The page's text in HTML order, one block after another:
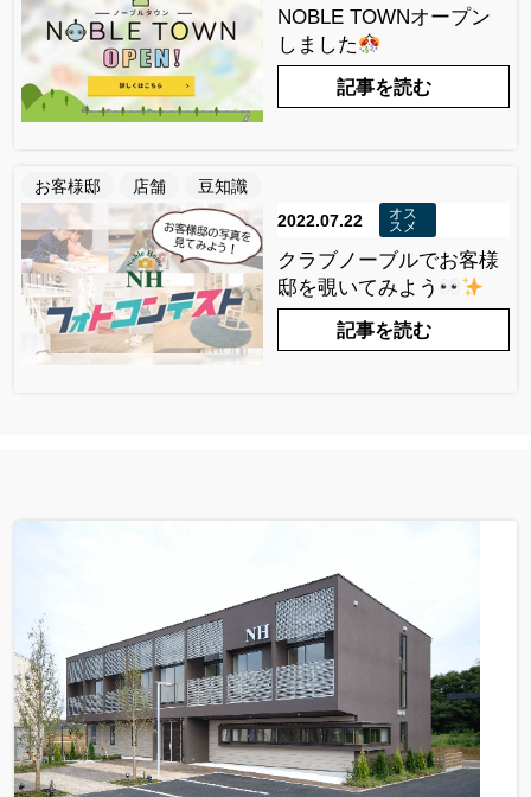
NOBLE TOWNオープン
しました
記事を読む
お客様邸 店舗
豆知識
2022.07.22
オス
スメ
クラブノーブルでお客様
邸を覗いてみよう
記事を読む